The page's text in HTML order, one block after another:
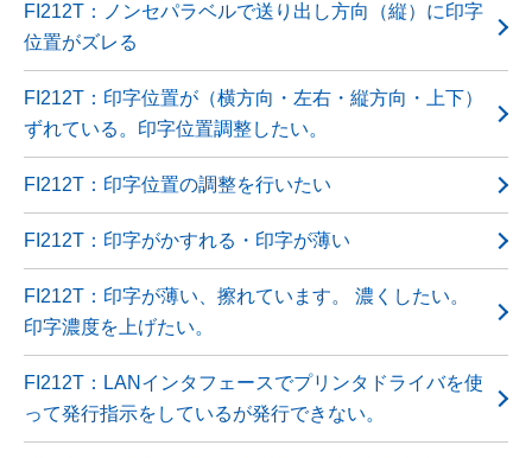
FI212T：ノンセパラベルで送り出し方向（縦）に印字
位置がズレる
FI212T：印字位置が（横方向・左右・縦方向・上下）
ずれている。印字位置調整したい。
FI212T：印字位置の調整を行いたい
FI212T：印字がかすれる・印字が薄い
FI212T：印字が薄い、擦れています。 濃くしたい。
印字濃度を上げたい。
FI212T：LANインタフェースでプリンタドライバを使
って発行指示をしているが発行できない。